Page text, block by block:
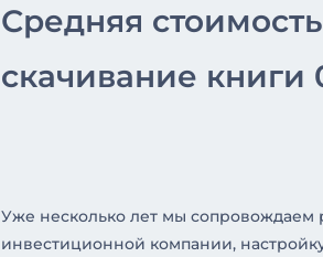
Средняя
скачивание книги
Уже несколько лет мы сопровождаем
инвестиционной компании,